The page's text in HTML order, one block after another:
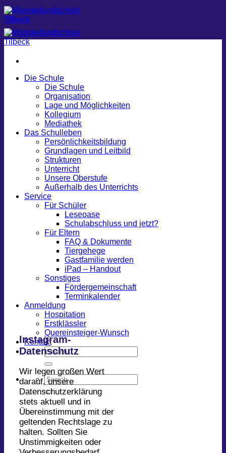
Zum
Inhalt
springen
Die Schule
Die Schule
Organisation
Lage und Möglichkeiten
Kollegium
Mediathek
Das Schulleben
Persönlichkeitsbildung
Grundlagen und Leitbild
Strukturen
Unterricht
Unsere Oberstufe
Außerhalb des Unterrichts
Service
Für Schüler
Leseoase
Schulabschluss und jetzt?
Für Eltern
FAQ & Dokumente
Tiergehege
Gastfamilie werden
iPad – Handout
Sonstiges
Fördergemeinschaft
Terminkalender
Anmeldung
Hospitation
Erstklässler
Quereinsteiger-Wunsch
Kontakt
Instagram-
Datenschutz
Wir legen großen Wert
darauf, unsere
Datenschutzerklärung
stets aktuell und in
Übereinstimmung mit der
geltenden Rechtslage zu
halten. Sollten Sie
Unstimmigkeiten oder